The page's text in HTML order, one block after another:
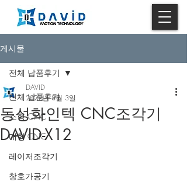
게시물
전체 납품후기
소형 CNC
대형 CNC
레이저조각기
창호가공기
전체 납품후기
동성화인텍 CNC조각기
DAVID-X12
DAVID
2022년 8월 3일